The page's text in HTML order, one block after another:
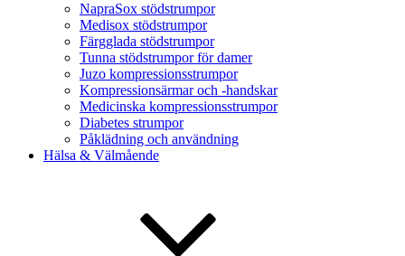
NapraSox stödstrumpor
Medisox stödstrumpor
Färgglada stödstrumpor
Tunna stödstrumpor för damer
Juzo kompressionsstrumpor
Kompressionsärmar och -handskar
Medicinska kompressionsstrumpor
Diabetes strumpor
Påklädning och användning
Hälsa & Välmående